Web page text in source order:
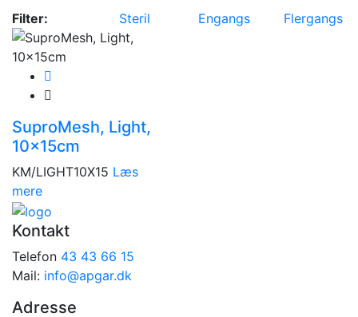
Filter: Steril Engangs Flergangs
SuproMesh, Light,
10x15cm
KM/LIGHT10X15 Læs
mere
Kontakt
Telefon 43 43 66 15
Mail: info@apgar.dk
Adresse